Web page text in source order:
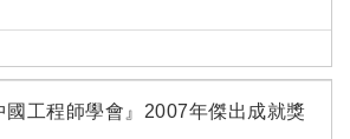
國工程師學會』2007年傑出成就獎